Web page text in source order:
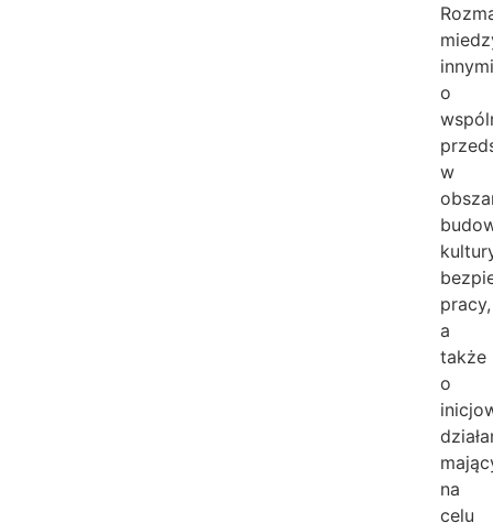
innymi
o
w
pracy,
a
także
o
na
celu